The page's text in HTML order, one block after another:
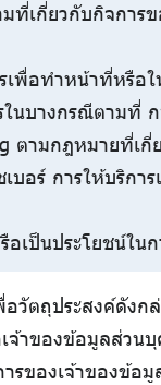
ที่เกี่ยวกับกิจการ
พื่อทำหน้าที่หรือ
ในบางกรณีตามที่
ตามกฎหมายที่เกี่
อร์ การให้บริกา
เป็นประโยชน์ในก
วัตถุประสงค์ดัง
าของข้อมูลส่วน
รของเจ้าของข้